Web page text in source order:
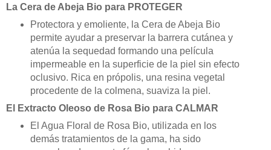
La Cera de Abeja Bio para PROTEGER
Protectora y emoliente, la Cera de Abeja Bio
permite ayudar a preservar la barrera cutánea y
atenúa la sequedad formando una película
impermeable en la superficie de la piel sin efecto
oclusivo. Rica en própolis, una resina vegetal
procedente de la colmena, suaviza la piel.
El Extracto Oleoso de Rosa Bio para CALMAR
El Agua Floral de Rosa Bio, utilizada en los
demás tratamientos de la gama, ha sido